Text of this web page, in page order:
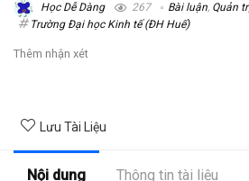
Học Dễ Dàng 267 Bài luận, Quản
Trường Đại học Kinh tế (ĐH Huế)
Thêm nhận xét
Lưu Tài Liệu
Nội dung Thông tin tài liệu